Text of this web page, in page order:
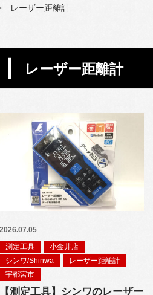
レーザー距離計
レーザー距離計
2026.07.05
測定工具
小金井店
シンワ/Shinwa
レーザー距離計
宇都宮市
【測定工具】シンワのレーザー